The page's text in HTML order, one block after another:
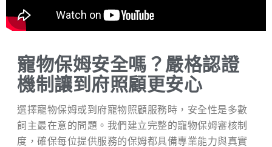
寵物保姆安全嗎？嚴格認證
機制讓到府照顧更安心
選擇寵物保姆或到府寵物照顧服務時，安全性是多數
飼主最在意的問題。我們建立完整的寵物保姆審核制
度，確保每位提供服務的保姆都具備專業能力與真實